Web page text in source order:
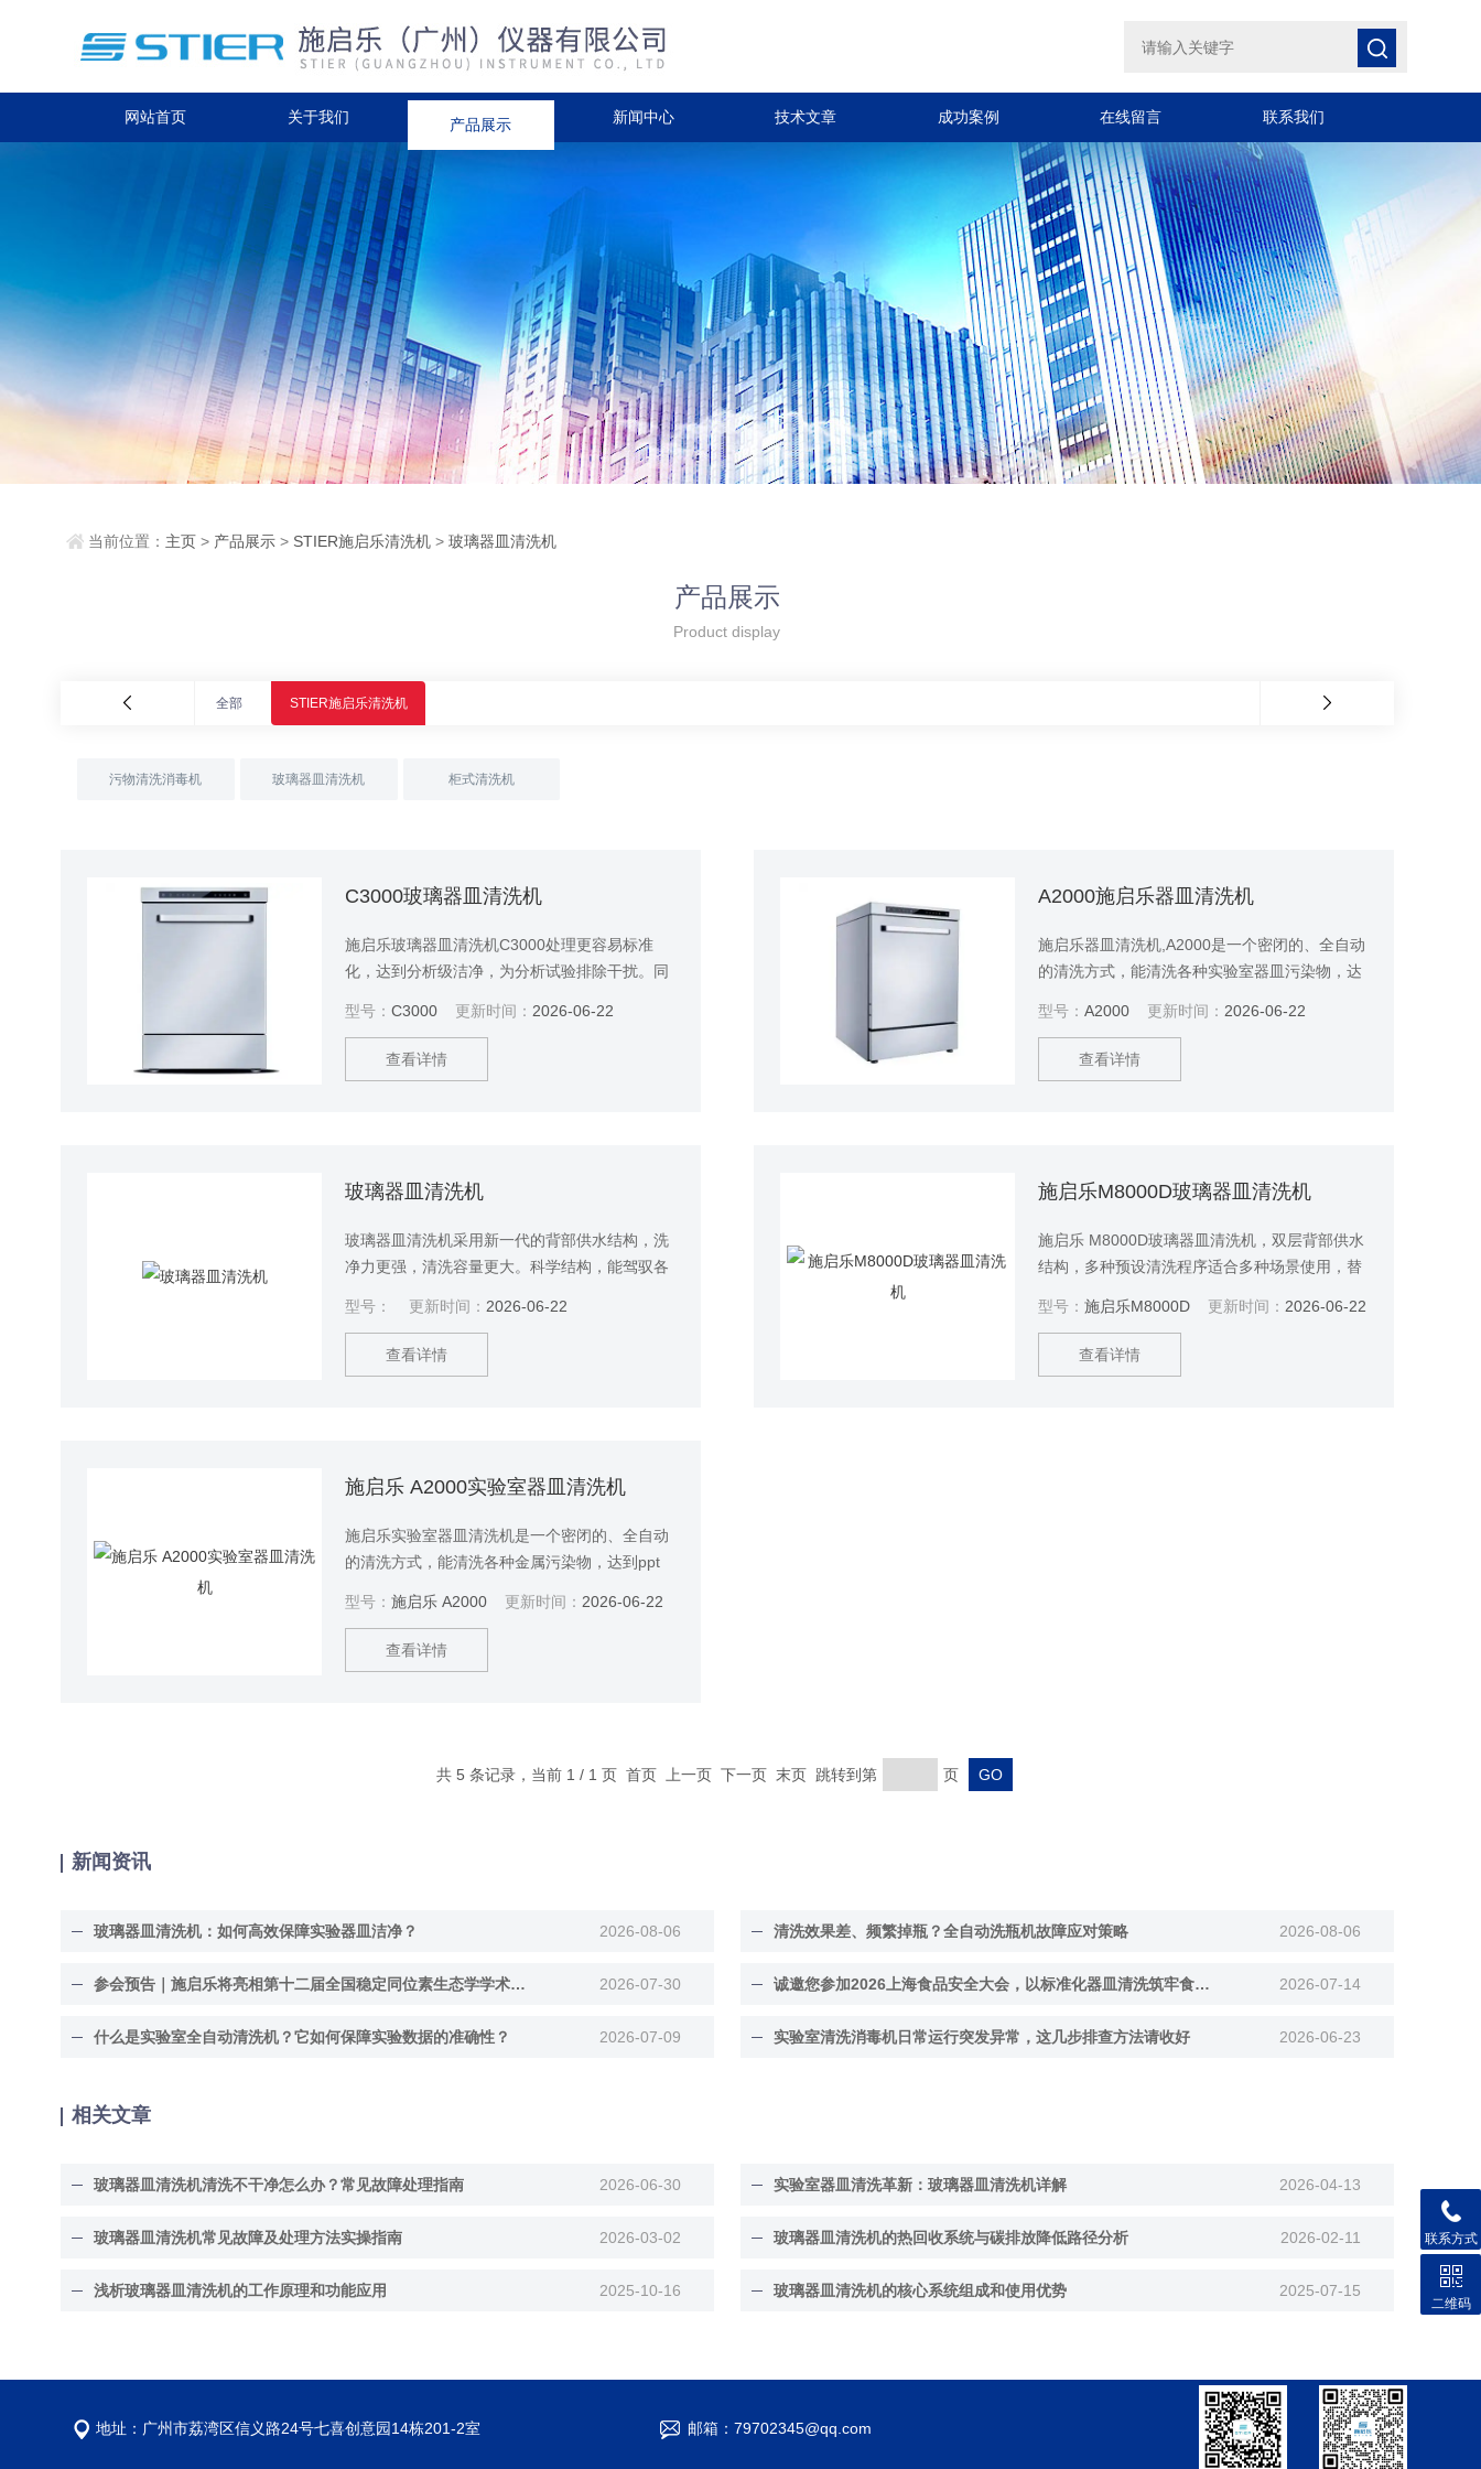
网站首页 关于我们 产品展示 新闻中心 技术文章 成功案例 在线留言 联系我们
当前位置： 主页 > 产品展示 > STIER施启乐清洗机 >玻璃器皿清洗机
产品展示
Product display
全部 STIER施启乐清洗机
污物清洗消毒机 玻璃器皿清洗机 柜式清洗机
C3000玻璃器皿清洗机
施启乐玻璃器皿清洗机C3000处理更容易标准
化，达到分析级洁净，为分析试验排除干扰。同
专注于核心研究；它还避免人员暴露在有害的清
洗试剂中，改善实验室环境。
型号：C3000 更新时间： 2026-06-22
查看详情
A2000施启乐器皿清洗机
施启乐器皿清洗机,A2000是一个密闭的、全自动
的清洗方式，能清洗各种实验室器皿污染物，达
骤，改善实验室环境。
型号：A2000 更新时间： 2026-06-22
查看详情
玻璃器皿清洗机
玻璃器皿清洗机采用新一代的背部供水结构，洗
净力更强，清洗容量更大。科学结构，能驾驭各
达到痕量或超痕量的清洁要求；节省大量用水和
耗材支出，帮助实验室降低运行成本；长期稳定
运行，省却频繁维护的烦恼；避免人员暴露在有
型号： 更新时间： 2026-06-22
查看详情
施启乐M8000D玻璃器皿清洗机
施启乐 M8000D玻璃器皿清洗机，双层背部供水
结构，多种预设清洗程序适合多种场景使用，替
5D无损智能清洗，软水、动力、温度、覆盖率和
烘干的优化设计，清洗过程中保护玻璃器皿无划
花和损伤。省水设计，小体积大容量，单次可清
型号：施启乐M8000D 更新时间： 2026-06-22
查看详情
施启乐 A2000实验室器皿清洗机
施启乐实验室器皿清洗机是一个密闭的、全自动
的清洗方式，能清洗各种金属污染物，达到ppt
善实验室环境。
型号：施启乐 A2000 更新时间： 2026-06-22
查看详情
共 5 条记录，当前 1 / 1 页 首页 上一页 下一页 末页 跳转到第 页
新闻资讯
玻璃器皿清洗机：如何高效保障实验器皿洁净？ 2026-08-06 清洗效果差、频繁掉瓶？全自动洗瓶机故障应对策略 2026-08-06
参会预告｜施启乐将亮相第十二届全国稳定同位素生态学学术研讨会 2026-07-30 诚邀您参加2026上海食品安全大会，以标准化器皿清洗筑牢食品检测根基 2026-07-14
什么是实验室全自动清洗机？它如何保障实验数据的准确性？ 2026-07-09 实验室清洗消毒机日常运行突发异常，这几步排查方法请收好 2026-06-23
相关文章
玻璃器皿清洗机清洗不干净怎么办？常见故障处理指南 2026-06-30 实验室器皿清洗革新：玻璃器皿清洗机详解 2026-04-13
玻璃器皿清洗机常见故障及处理方法实操指南 2026-03-02 玻璃器皿清洗机的热回收系统与碳排放降低路径分析 2026-02-11
浅析玻璃器皿清洗机的工作原理和功能应用 2025-10-16 玻璃器皿清洗机的核心系统组成和使用优势 2025-07-15
地址：广州市荔湾区信义路24号七喜创意园14栋201-2室 邮箱：79702345@qq.com
联系方式
二维码